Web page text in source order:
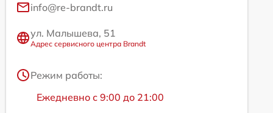
info@re-brandt.ru
ул. Малышева, 51
Адрес сервисного центра Brandt
Режим работы:
Ежедневно с 9:00 до 21:00